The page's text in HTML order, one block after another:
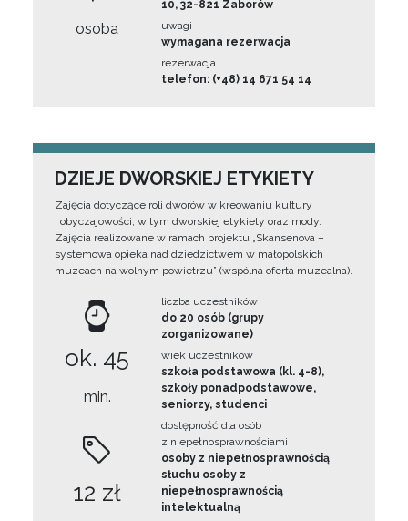
osoba
10, 32-821 Zaborów
uwagi
wymagana rezerwacja
rezerwacja
telefon: (+48) 14 671 54 14
DZIEJE DWORSKIEJ ETYKIETY
Zajęcia dotyczące roli dworów w kreowaniu kultury
i obyczajowości, w tym dworskiej etykiety oraz mody.
Zajęcia realizowane w ramach projektu „Skansenova –
systemowa opieka nad dziedzictwem w małopolskich
muzeach na wolnym powietrzu” (wspólna oferta muzealna).
ok. 45
min.
12 zł
liczba uczestników
do 20 osób (grupy
zorganizowane)
wiek uczestników
szkoła podstawowa (kl. 4-8),
szkoły ponadpodstawowe,
seniorzy, studenci
dostępność dla osób
z niepełnosprawnościami
osoby z niepełnosprawnością
słuchu osoby z
niepełnosprawnością
intelektualną